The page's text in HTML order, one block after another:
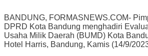
BANDUNG, FORMASNEWS.COM-
DPRD Kota Bandung menghadiri
Usaha Milik Daerah (BUMD) Kota
Hotel Harris, Bandung, Kamis (14/9/